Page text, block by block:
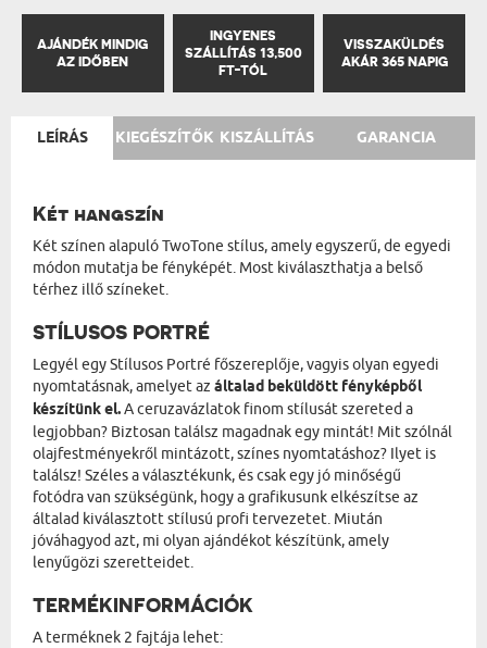
AJÁNDÉK MINDIG
AZ IDŐBEN
INGYENES
SZÁLLÍTÁS 13,500
FT-TÓL
VISSZAKÜLDÉS
AKÁR 365 NAPIG
LEÍRÁS KIEGÉSZÍTŐK KISZÁLLÍTÁS GARANCIA
Két hangszín
Két színen alapuló TwoTone stílus, amely egyszerű, de egyedi
módon mutatja be fényképét. Most kiválaszthatja a belső
térhez illő színeket.
STÍLUSOS PORTRÉ
Legyél egy Stílusos Portré főszereplője, vagyis olyan egyedi
nyomtatásnak, amelyet az általad beküldött fényképből
készítünk el.A ceruzavázlatok finom stílusát szereted a
legjobban? Biztosan találsz magadnak egy mintát! Mit szólnál
olajfestményekről mintázott, színes nyomtatáshoz? Ilyet is
találsz! Széles a választékunk, és csak egy jó minőségű
fotódra van szükségünk, hogy a grafikusunk elkészítse az
általad kiválasztott stílusú profi tervezetet. Miután
jóváhagyod azt, mi olyan ajándékot készítünk, amely
lenyűgözi szeretteidet.
TERMÉKINFORMÁCIÓK
A terméknek 2 fajtája lehet: